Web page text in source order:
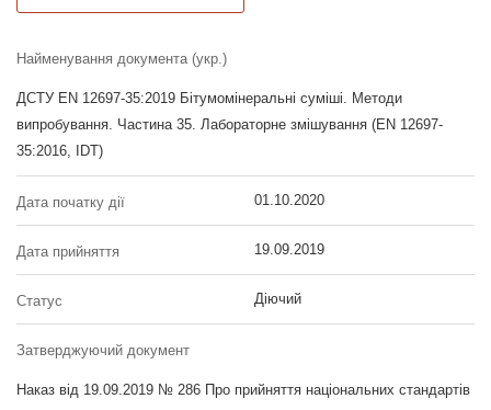
Найменування документа (укр.)
ДСТУ EN 12697-35:2019 Бітумомінеральні суміші. Методи
випробування. Частина 35. Лабораторне змішування (EN 12697-
35:2016, IDT)
Дата початку дії 01.10.2020
Дата прийняття 19.09.2019
Статус Діючий
Затверджуючий документ
Наказ від 19.09.2019 № 286 Про прийняття національних стандартів